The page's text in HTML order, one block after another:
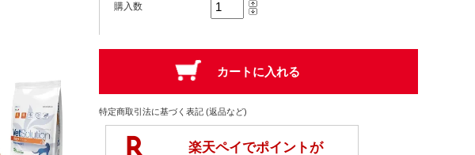
購入数
特定商取引法に基づく表記 (返品など)